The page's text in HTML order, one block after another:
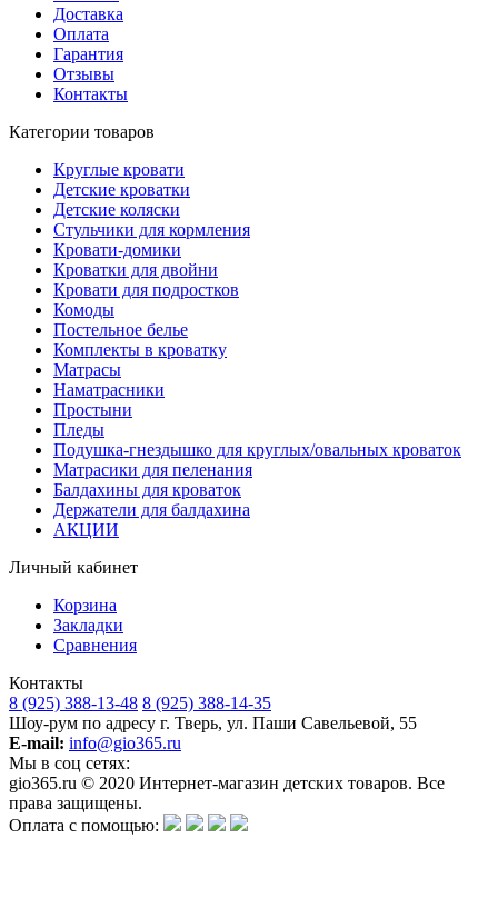
Доставка
Оплата
Гарантия
Отзывы
Контакты
Категории товаров
Круглые кровати
Детские кроватки
Детские коляски
Стульчики для кормления
Кровати-домики
Кроватки для двойни
Кровати для подростков
Комоды
Постельное белье
Комплекты в кроватку
Матрасы
Наматрасники
Простыни
Пледы
Подушка-гнездышко для круглых/овальных кроваток
Матрасики для пеленания
Балдахины для кроваток
Держатели для балдахина
АКЦИИ
Личный кабинет
Корзина
Закладки
Сравнения
Контакты
8 (925) 388-13-48 8 (925) 388-14-35
Шоу-рум по адресу г. Тверь, ул. Паши Савельевой, 55
E-mail: info@gio365.ru
Мы в соц сетях:
gio365.ru © 2020 Интернет-магазин детских товаров. Все
права защищены.
Оплата с помощью: